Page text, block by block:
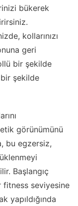
bükerek
kollarınızı
geri
bir şekilde
şekilde
görünümünü
bu egzersiz,
Başlangıç
fitness seviyesine
yapıldığında